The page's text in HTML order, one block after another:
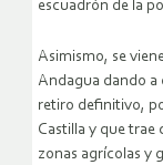
escuadrón de la
Asimismo, se
Andagua dando a
retiro definitivo,
Castilla y que trae
zonas agrícolas y